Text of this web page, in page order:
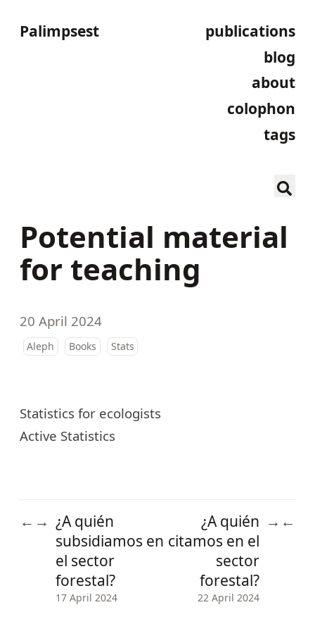
Palimpsest
publications
blog
about
colophon
tags
Potential material
for teaching
20 April 2024
Aleph Books Stats
Statistics for ecologists
Active Statistics
← → ¿A quién
subsidiamos en
el sector
forestal?
17 April 2024
¿A quién
citamos en el
sector
forestal?
22 April 2024
→ ←